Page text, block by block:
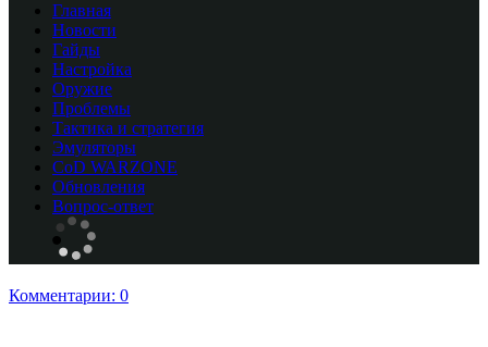
Главная
Новости
Гайды
Настройка
Оружие
Проблемы
Тактика и стратегия
Эмуляторы
CоD WARZONE
Обновления
Вопрос-ответ
Комментарии: 0